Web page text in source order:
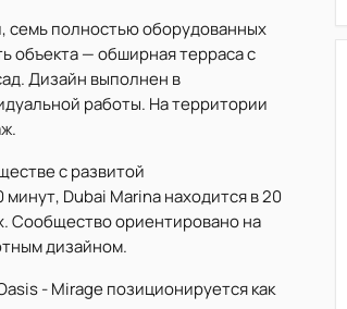
семь полностью оборудованных
объекта — обширная терраса с
Дизайн выполнен в
работы. На территории
с развитой
Dubai Marina находится в 20
Сообщество ориентировано на
дизайном.
- Mirage позиционируется как